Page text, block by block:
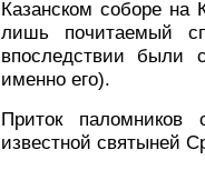
Казанском соборе на
лишь почитаемый
впоследствии были
именно его).
Приток паломников
известной святыней